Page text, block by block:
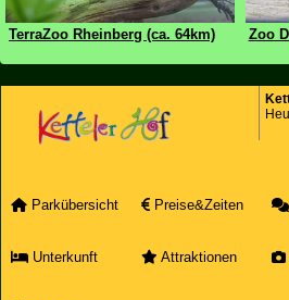
TerraZoo Rheinberg (ca. 64km) Zoo
Parkübersicht Preise&Zeiten
Unterkunft Attraktionen